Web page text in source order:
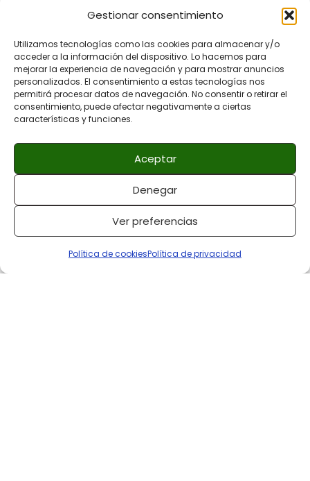
Gestionar consentimiento
Utilizamos tecnologías como las cookies para almacenar y/o
acceder a la información del dispositivo. Lo hacemos para
mejorar la experiencia de navegación y para mostrar anuncios
personalizados. El consentimiento a estas tecnologías nos
permitirá procesar datos de navegación. No consentir o retirar el
consentimiento, puede afectar negativamente a ciertas
características y funciones.
Aceptar
Denegar
Ver preferencias
Política de cookiesPolítica de privacidad
Hallelujah – Leonard Cohen – Cifrado Latino
Diego Rendon